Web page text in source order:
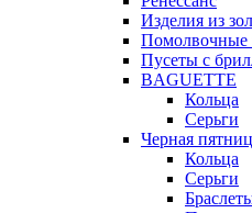
Изделия из
Помолвочные
Пусеты с
BAGUETTE
Кольца
Серьги
Черная
Кольца
Серьги